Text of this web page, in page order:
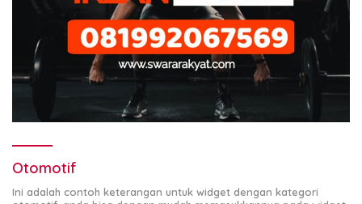
Otomotif
Ini adalah contoh keterangan untuk widget dengan kategori